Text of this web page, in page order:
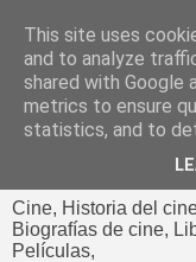
El
Cine, Historia del
Biografías de cine,
Películas,
This site uses
and to analyze
shared with Google
metrics to ensure
statistics, and to